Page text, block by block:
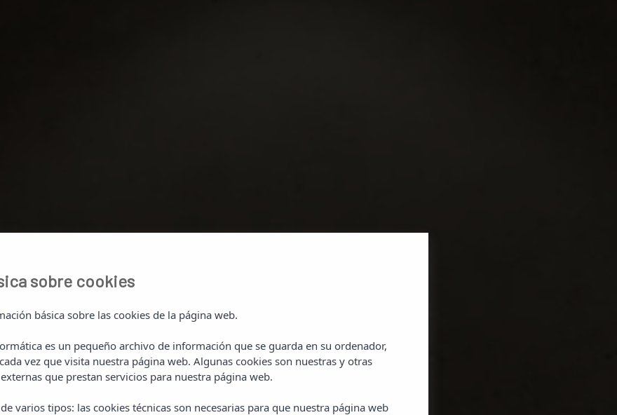
SEPTIEMBRE SABE A
VERANO
Este septiembre, sigue disfrutando del verano en
sobre cookies
básica sobre las cookies de la página web.
es un pequeño archivo de información que se guarda en su ordenador,
vez que visita nuestra página web. Algunas cookies son nuestras y otras
que prestan servicios para nuestra página web.
varios tipos: las cookies técnicas son necesarias para que nuestra página web